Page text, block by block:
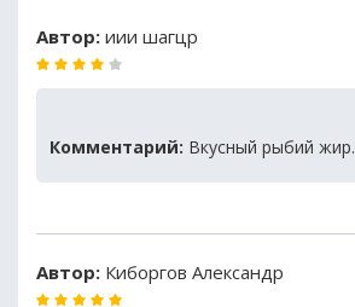
Автор: иии шагцр
Комментарий: Вкусный рыбий жир.
Автор: Киборгов Александр